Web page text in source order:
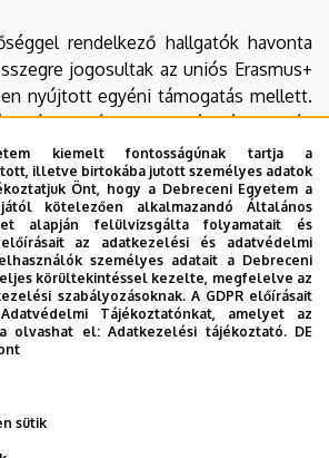
rendelkező hallgatók havonta
jogosultak az uniós Erasmus+
nyújtott egyéni támogatás mellett.
támogatás külön igénylés alapján
határideje: 2022.03.20.
határideje: 2022.03.30.
intézmények
minta
kiemelt fontosságúnak tartja a
illetve birtokába jutott személyes adatok
Önt, hogy a Debreceni Egyetem a
kötelezően alkalmazandó Általános
alapján felülvizsgálta folyamatait és
az adatkezelési és adatvédelmi
személyes adatait a Debreceni
körültekintéssel kezelte, megfelelve az
szabályozásoknak. A GDPR előírásait
Tájékoztatónkat, amelyet az
olvashat el:Adatkezelési tájékoztató. DE
sütik